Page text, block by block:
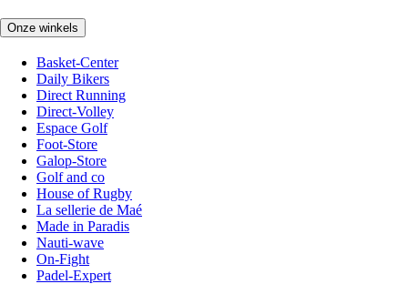
Onze winkels
Basket-Center
Daily Bikers
Direct Running
Direct-Volley
Espace Golf
Foot-Store
Galop-Store
Golf and co
House of Rugby
La sellerie de Maé
Made in Paradis
Nauti-wave
On-Fight
Padel-Expert